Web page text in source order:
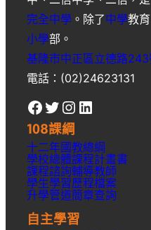
完全中學 。除了中學教
小學部。
基隆市中正區立德路
電話：(02)24623131
Facebook Twitter Instagram LinkedIn
108課綱
十二年國教總綱
學校總體課程計畫書
課程諮詢輔導教師
學生學習歷程檔案
升學管道簡章查詢
自主學習